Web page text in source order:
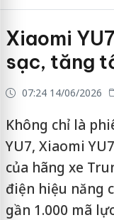
Xiaomi
sạc, tăng
07:24 14/06/2026
Không chỉ là
YU7, Xiaomi
của hãng xe
điện hiệu năng
gần 1.000 mã